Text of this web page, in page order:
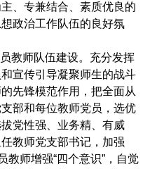
、专兼结合、素质优良的
政治工作队伍的良好氛
教师队伍建设。充分发挥
宣传引导凝聚师生的战斗
先锋模范作用，把全面从
部和每位教师党员，选优
党性强、业务精、有威
教师党支部书记，加强
教师增强“四个意识”，自觉